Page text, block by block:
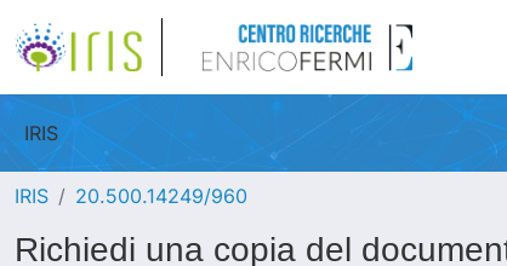
IRIS
IRIS 20.500.14249/960
Richiedi una copia del